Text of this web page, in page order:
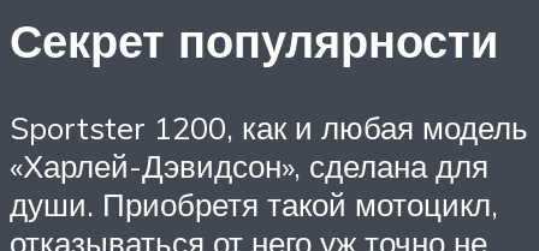
Секрет популярности
Sportster 1200, как и любая модель
«Харлей-Дэвидсон», сделана для
души. Приобретя такой мотоцикл,
отказываться от него уж точно не